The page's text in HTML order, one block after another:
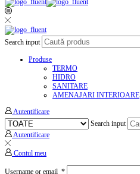
Search input
Produse
TERMO
HIDRO
SANITARE
AMENAJARI INTERIOARE
Autentificare
Search input
Autentificare
Contul meu
Username or email *